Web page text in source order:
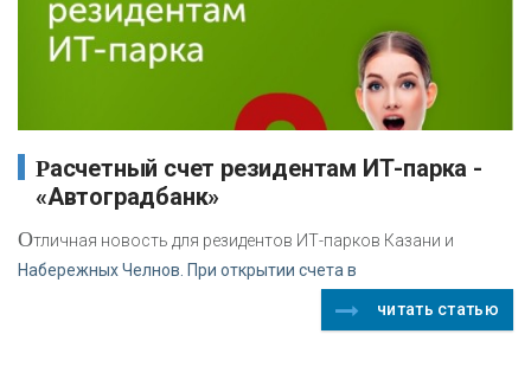
Расчетный счет резидентам ИТ-парка -
«Автоградбанк»
Отличная новость для резидентов ИТ-парков Казани и
Набережных Челнов. При открытии счета в
читать статью